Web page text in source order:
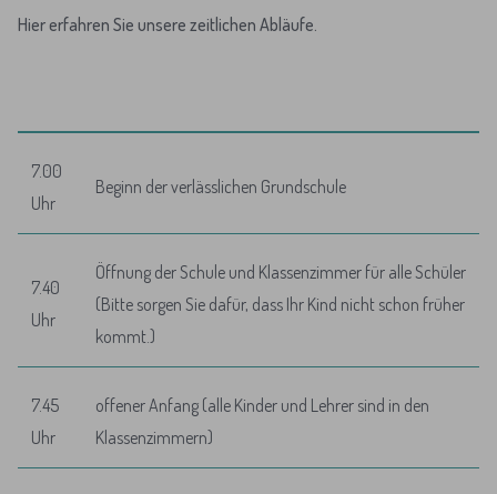
Hier erfahren Sie unsere zeitlichen Abläufe.
7.00
Uhr
Beginn der verlässlichen Grundschule
7.40
Uhr
Öffnung der Schule und Klassenzimmer für alle Schüler
(Bitte sorgen Sie dafür, dass Ihr Kind nicht schon früher
kommt.)
7.45
Uhr
offener Anfang (alle Kinder und Lehrer sind in den
Klassenzimmern)